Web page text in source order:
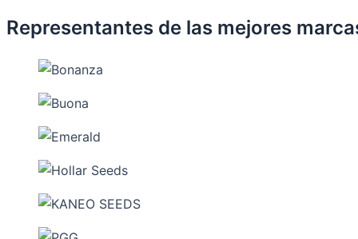
Representantes de las mejores